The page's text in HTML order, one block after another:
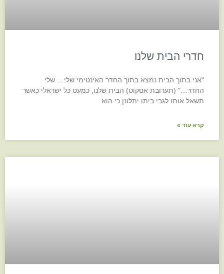
חדרי הבית שלנו
"אני בתוך הבית נמצא בתוך החדר האינטימי שלי… שלי
החדר…" (תערובת אסקוט) הבית שלנו, כמעט כל ישראלי כאשר
תשאל אותו לגבי ביתו יתלונן כי הוא
קרא עוד »